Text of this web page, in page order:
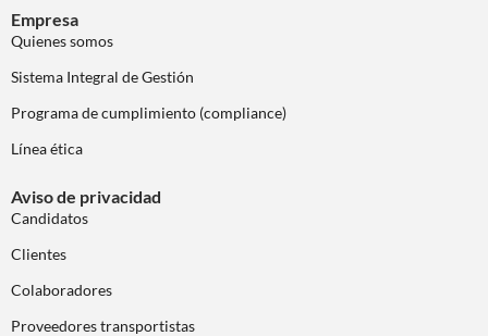
Empresa
Quienes somos
Sistema Integral de Gestión
Programa de cumplimiento (compliance)
Línea ética
Aviso de privacidad
Candidatos
Clientes
Colaboradores
Proveedores transportistas